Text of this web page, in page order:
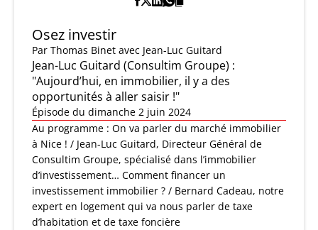
Osez investir
Par Thomas Binet avec Jean-Luc Guitard
Jean-Luc Guitard (Consultim Groupe) :
"Aujourd’hui, en immobilier, il y a des
opportunités à aller saisir !"
Épisode du dimanche 2 juin 2024
Au programme : On va parler du marché immobilier
à Nice ! / Jean-Luc Guitard, Directeur Général de
Consultim Groupe, spécialisé dans l’immobilier
d’investissement… Comment financer un
investissement immobilier ? / Bernard Cadeau, notre
expert en logement qui va nous parler de taxe
d’habitation et de taxe foncière